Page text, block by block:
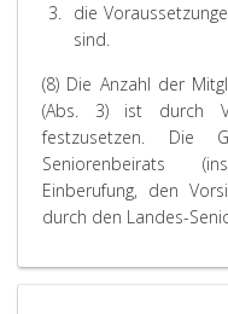
3. die
sind.
(8) Die Anzahl der
(Abs. 3) ist durch
festzusetzen. Die
Seniorenbeirats
Einberufung, den
durch den Landes-